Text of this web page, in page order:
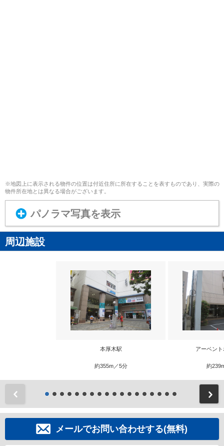
※地図上に表示される物件の位置は付近住所に所在することを表すものであり、実際の
物件所在地とは異なる場合がございます。
パノラマ写真を表示
周辺施設
本厚木駅
約355m／5分
アーベン
約
メールでお問い合わせする(無料)